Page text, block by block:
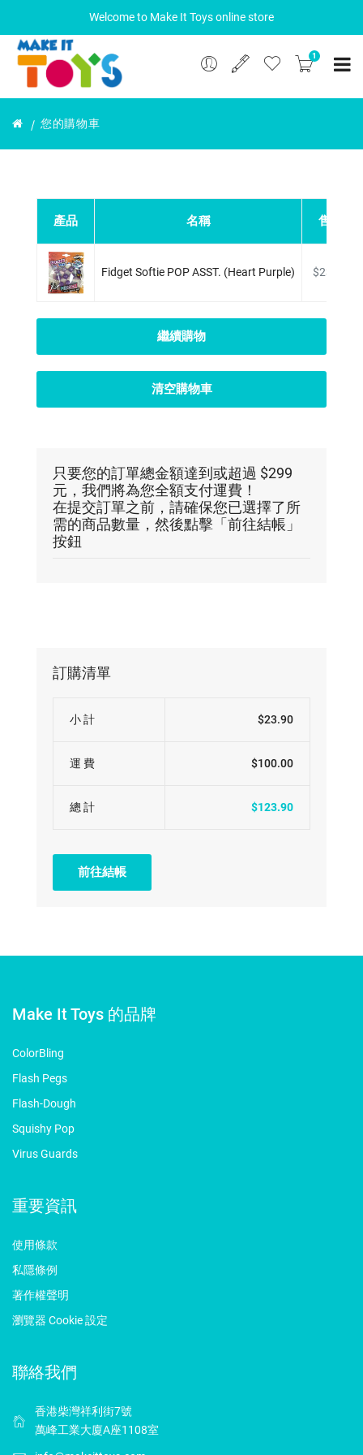
Welcome to Make It Toys online store
1
您的購物車
產品 名稱 售價
Fidget Softie POP ASST. (heart Purple) $23.90
繼續購物
清空購物車
只要您的訂單總金額達到或超過 $299
元，我們將為您全額支付運費！
在提交訂單之前，請確保您已選擇了所
需的商品數量，然後點擊「前往結帳」
按鈕
訂購清單
小 計 $23.90
運 費 $100.00
總 計 $123.90
前往結帳
Make It Toys 的品牌
ColorBling
Flash Pegs
Flash-Dough
Squishy Pop
Virus Guards
重要資訊
使用條款
私隱條例
著作權聲明
瀏覽器 Cookie 設定
聯絡我們
香港柴灣祥利街7號
萬峰工業大廈A座1108室